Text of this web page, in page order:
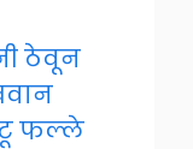
ठेवून
फल्ले